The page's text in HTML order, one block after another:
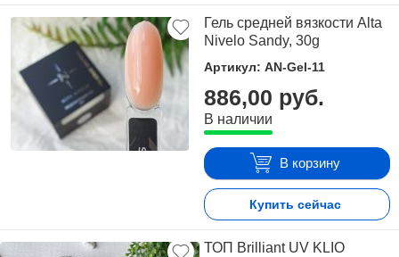
Гель средней вязкости Alta
Nivelo Sandy, 30g
Артикул: AN-Gel-11
886,00 руб.
В наличии
В корзину
Купить сейчас
ТОП Brilliant UV KLIO